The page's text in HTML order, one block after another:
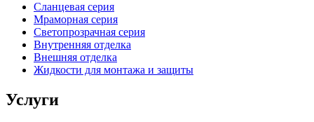
Сланцевая серия
Мраморная серия
Светопрозрачная серия
Внутренняя отделка
Внешняя отделка
Жидкости для монтажа и защиты
Услуги